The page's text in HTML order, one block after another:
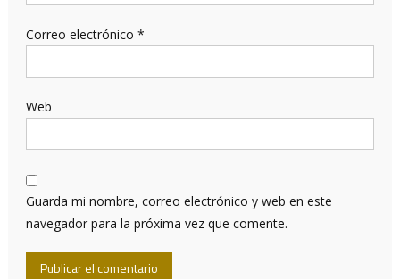
Correo electrónico *
Web
Guarda mi nombre, correo electrónico y web en este
navegador para la próxima vez que comente.